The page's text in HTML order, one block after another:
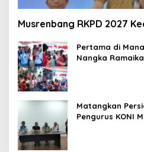
Musrenbang RKPD 2027
Pertama di
Nangka
Matangkan
Pengurus KONI